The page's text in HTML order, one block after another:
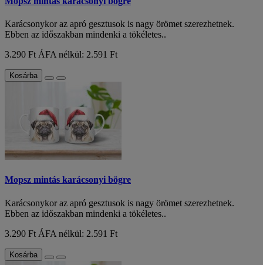
Karácsonykor az apró gesztusok is nagy örömet szerezhetnek.
Ebben az időszakban mindenki a tökéletes..
3.290 Ft ÁFA nélkül: 2.591 Ft
Kosárba
Mopsz mintás karácsonyi bögre
Karácsonykor az apró gesztusok is nagy örömet szerezhetnek.
Ebben az időszakban mindenki a tökéletes..
3.290 Ft ÁFA nélkül: 2.591 Ft
Kosárba